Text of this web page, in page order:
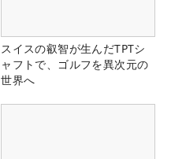
スイスの叡智が生んだTPTシ
ャフトで、ゴルフを異次元の
世界へ